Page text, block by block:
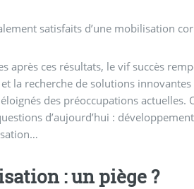
satisfaits d’une mobilisation
après ces résultats, le vif succès
la recherche de solutions
des préoccupations
d’aujourd’hui :
: un piège ?